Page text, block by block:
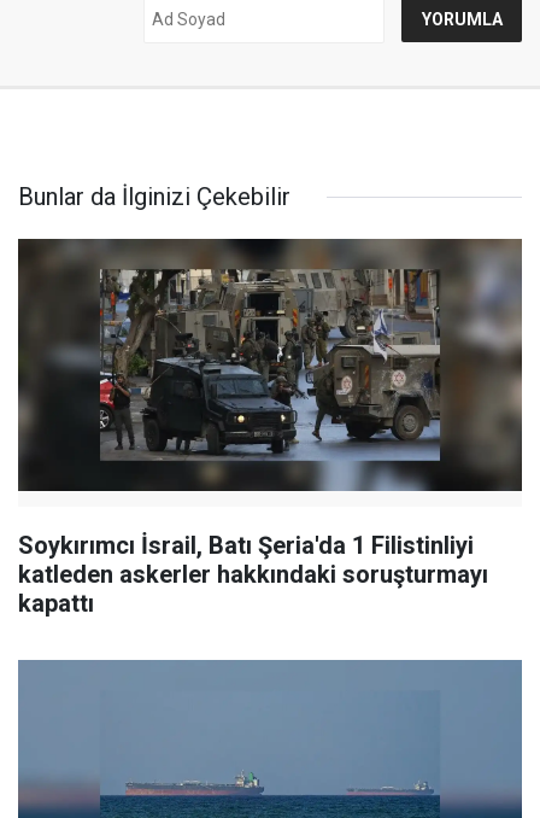
Bunlar da İlginizi Çekebilir
Soykırımcı İsrail, Batı Şeria'da 1 Filistinliyi
katleden askerler hakkındaki soruşturmayı
kapattı